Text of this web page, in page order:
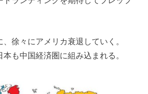
徐々にアメリカ衰退していく。
も中国経済圏に組み込まれる。